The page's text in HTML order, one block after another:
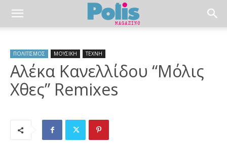
ΠΟΛΙΤΙΣΜΟΣ ΜΟΥΣΙΚΗ ΤΕΧΝΗ
Αλέκα Κανελλίδου “Μόλις
Χθες” Remixes